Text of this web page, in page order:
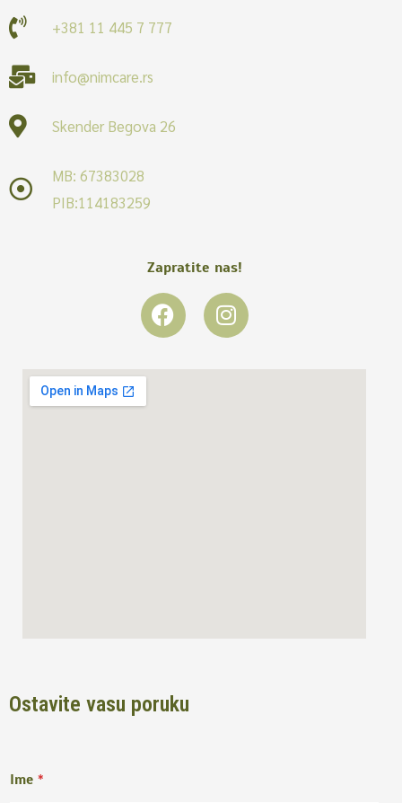
+381 11 445 7 777
info@nimcare.rs
Skender Begova 26
MB: 67383028
PIB:114183259
Zapratite nas!
F
a
I
n
Ostavite vasu poruku
Ime *